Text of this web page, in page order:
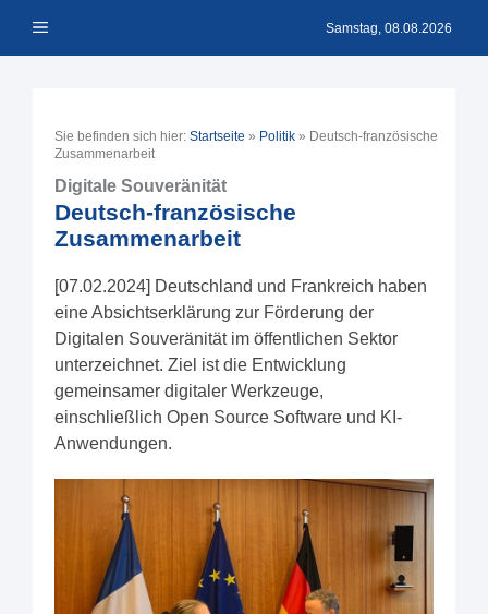
Inhalt Menü Samstag, 08.08.2026
Sie befinden sich hier: Startseite » Politik » Deutsch-französische
Zusammenarbeit
Digitale Souveränität
Deutsch-französische
Zusammenarbeit
[07.02.2024] Deutschland und Frankreich haben
eine Absichtserklärung zur Förderung der
Digitalen Souveränität im öffentlichen Sektor
unterzeichnet. Ziel ist die Entwicklung
gemeinsamer digitaler Werkzeuge,
einschließlich Open Source Software und KI-
Anwendungen.